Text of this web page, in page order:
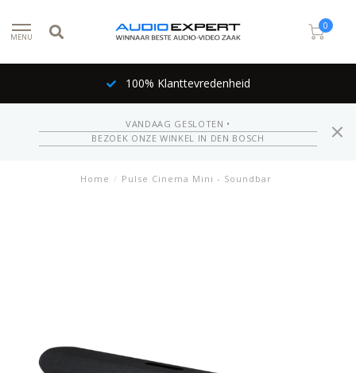
MENU
0
100% Klanttevredenheid
VANDAAG GESLOTEN •
BEZOEK ONZE WINKEL IN DEN BOSCH
Home / Pulse Cinema Mini - Soundbar